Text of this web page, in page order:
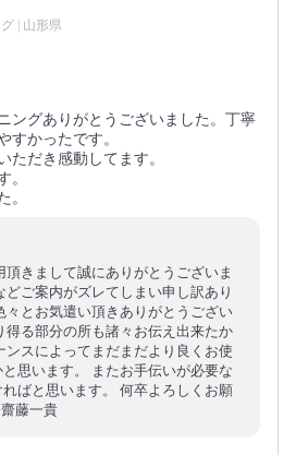
| 山形県
ングありがとうございました。丁寧
すかったです。
ただき感動してます。
。
。
きまして誠にありがとうございま
ご案内がズレてしまい申し訳あり
々とお気遣い頂きありがとうござい
得る部分の所も諸々お伝え出来たか
ンスによってまだまだより良くお使
思います。 またお手伝いが必要な
ばと思います。 何卒よろしくお願
齋藤一貴